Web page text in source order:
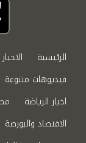
الرئيسية
فيديوهات متنوعة
اخبار الرياضة
الاقتصاد والبورصة